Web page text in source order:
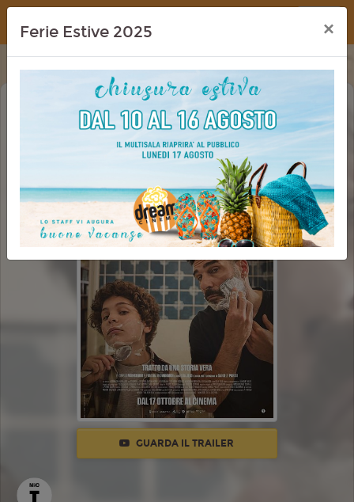
Dream Cinema
PER TE
GUARDA IL TRAILER
Ferie Estive 2025 ×